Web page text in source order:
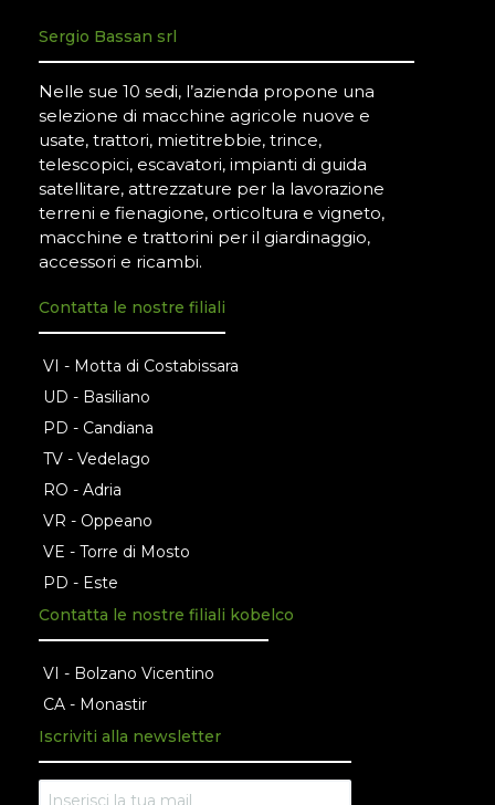
Sergio Bassan srl
Nelle sue 10 sedi, l’azienda propone una
selezione di macchine agricole nuove e
usate, trattori, mietitrebbie, trince,
telescopici, escavatori, impianti di guida
satellitare, attrezzature per la lavorazione
terreni e fienagione, orticoltura e vigneto,
macchine e trattorini per il giardinaggio,
accessori e ricambi.
Contatta le nostre filiali
VI - Motta di Costabissara
UD - Basiliano
PD - Candiana
TV - Vedelago
RO - Adria
VR - Oppeano
VE - Torre di Mosto
PD - Este
Contatta le nostre filiali kobelco
VI - Bolzano Vicentino
CA - Monastir
Iscriviti alla newsletter